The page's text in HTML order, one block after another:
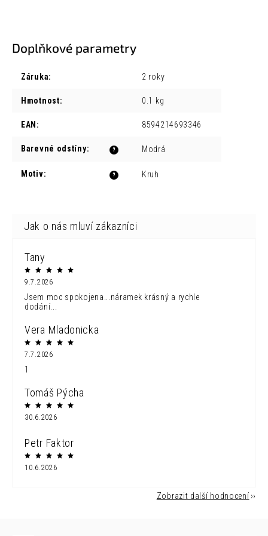
Doplňkové parametry
Záruka: 2 roky
Hmotnost: 0.1 kg
EAN : 8594214693346
?
Barevné odstíny: Modrá
?
Motiv: Kruh
Tany
9.7.2026
Jsem moc spokojena...náramek krásný a rychle
dodání...
Vera Mladonicka
7.7.2026
1
Tomáš Pýcha
30.6.2026
Petr Faktor
10.6.2026
Zobrazit další hodnocení